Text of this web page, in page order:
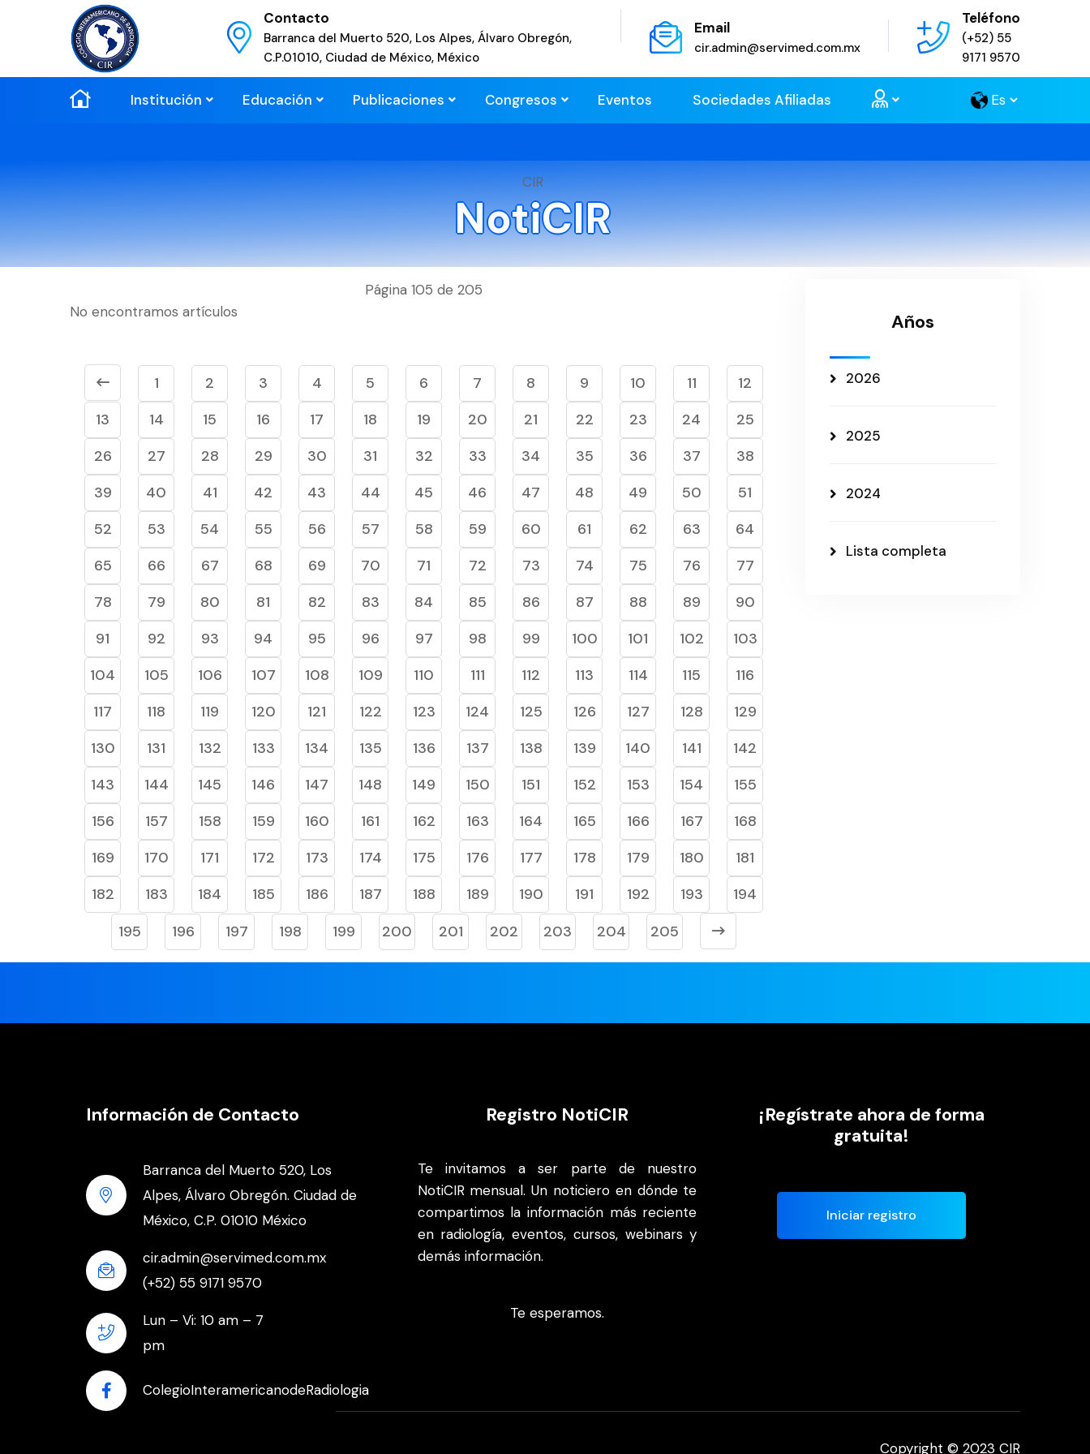
Contacto
Barranca del Muerto 520, Los Alpes, Álvaro Obregón,
C.P.01010, Ciudad de México, México
Email
cir.admin@servimed.com.mx
Teléfono
(+52) 55
9171 9570
Institución Educación Publicaciones Congresos Eventos Sociedades Afiliadas
CIR
NotiCIR
Página 105 de 205
No encontramos artículos
1 2 3 4 5 6 7 8 9 10 11
12
13
14 15 16 17 18 19 20 21 22 23 24
25
26
27 28 29 30 31 32 33 34 35 36 37
38
39
40 41 42 43 44 45 46 47 48 49 50
51
52
53 54 55 56 57 58 59 60 61 62 63
64
65
66 67 68 69 70 71 72 73 74 75 76
77
78
79 80 81 82 83 84 85 86 87 88 89
90
91
92 93 94 95 96 97 98 99 100 101 102
103
104
105 106 107 108 109 110 111 112 113 114 115
116
117
118 119 120 121 122 123 124 125 126 127 128
129
130
131 132 133 134 135 136 137 138 139 140 141
142
143
144 145 146 147 148 149 150 151 152 153 154
155
156
157 158 159 160 161 162 163 164 165 166 167
168
169
170 171 172 173 174 175 176 177 178 179 180
181
182
183 184 185 186 187 188 189 190 191 192 193
194
195
196 197 198 199 200 201 202 203 204 205
Años
2026
2025
2024
Lista completa
Información de Contacto
Barranca del Muerto 520, Los
Alpes, Álvaro Obregón. Ciudad de
México, C.P. 01010 México
cir.admin@servimed.com.mx
(+52) 55 9171 9570
Lun – Vi: 10 am – 7
pm
ColegioInteramericanodeRadiologia
Registro NotiCIR
Te invitamos a ser parte de nuestro
NotiCIR mensual. Un noticiero en dónde te
compartimos la información más reciente
en radiología, eventos, cursos, webinars y
demás información.
Te esperamos.
¡Regístrate ahora de forma
gratuita!
Iniciar registro
Copyright © 2023 CIR